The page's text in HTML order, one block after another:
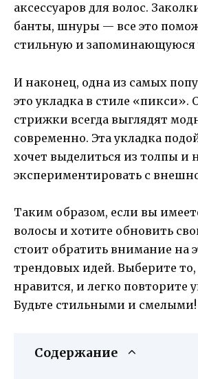
аксессуаров для волос.
банты, шнуры — все это
стильную и запоминающуюся
И наконец, одна из самых
это укладка в стиле «пикси».
стрижки всегда выглядят
современно. Эта укладка
хочет выделиться из толпы и
экспериментировать с
Таким образом, если вы
волосы и хотите обновить
стоит обратить внимание на
трендовых идей. Выберите
нравится, и легко повторите
Будьте стильными и смелыми!
Содержание